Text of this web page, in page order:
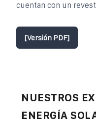
cuentan con un
[Versión PDF]
NUESTROS
ENERGÍA